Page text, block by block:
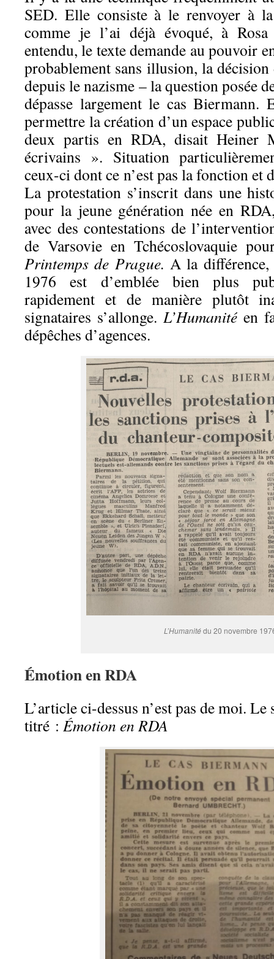
SED. Elle consiste à le renvoyer à
comme je l’ai déjà évoqué, à
entendu, le texte demande au pouvoir
probablement sans illusion, la décision
depuis le nazisme – la question posée
dépasse largement le cas
permettre la création d’un espace
deux partis en RDA, disait Heiner
écrivains ». Situation
ceux-ci dont ce n’est pas la fonction
La protestation s’inscrit dans une
pour la jeune génération née en
avec des contestations de
de Varsovie en Tchécoslovaquie
Printemps de Prague. A la
1976 est d’emblée bien plus
rapidement et de manière plutôt
signataires s’allonge. L’Humanité en
dépêches d’agences.
L’Humanitédu 20 novembre
Émotion en RDA
L’article ci-dessus n’est pas de moi.
titré : Émotion en RDA